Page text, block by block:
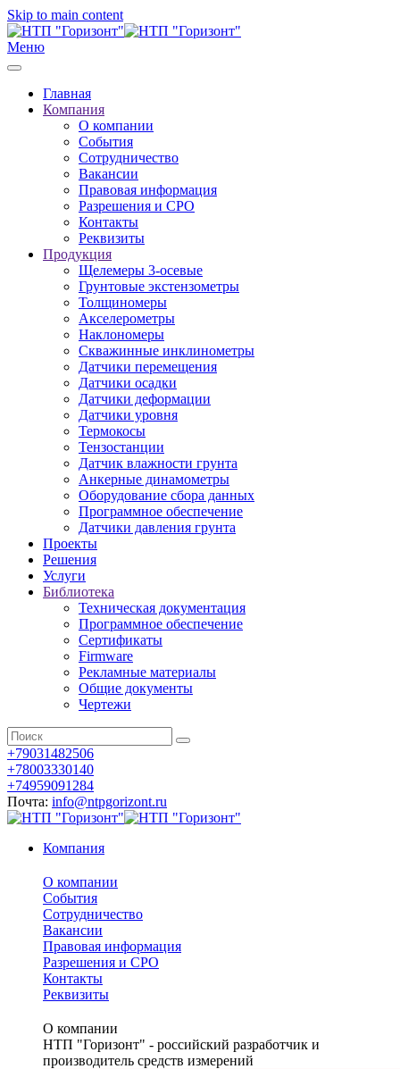
Skip to main content
Меню
Главная
Компания
О компании
События
Сотрудничество
Вакансии
Правовая информация
Разрешения и СРО
Контакты
Реквизиты
Продукция
Щелемеры 3-осевые
Грунтовые экстензометры
Толщиномеры
Акселерометры
Наклономеры
Скважинные инклинометры
Датчики перемещения
Датчики осадки
Датчики деформации
Датчики уровня
Термокосы
Тензостанции
Датчик влажности грунта
Анкерные динамометры
Оборудование сбора данных
Программное обеспечение
Датчики давления грунта
Проекты
Решения
Услуги
Библиотека
Техническая документация
Программное обеспечение
Сертификаты
Firmware
Рекламные материалы
Общие документы
Чертежи
+79031482506
+78003330140
+74959091284
Почта: info@ntpgorizont.ru
Компания
О компании
События
Сотрудничество
Вакансии
Правовая информация
Разрешения и СРО
Контакты
Реквизиты
О компании
НТП "Горизонт" - российский разработчик и
производитель средств измерений